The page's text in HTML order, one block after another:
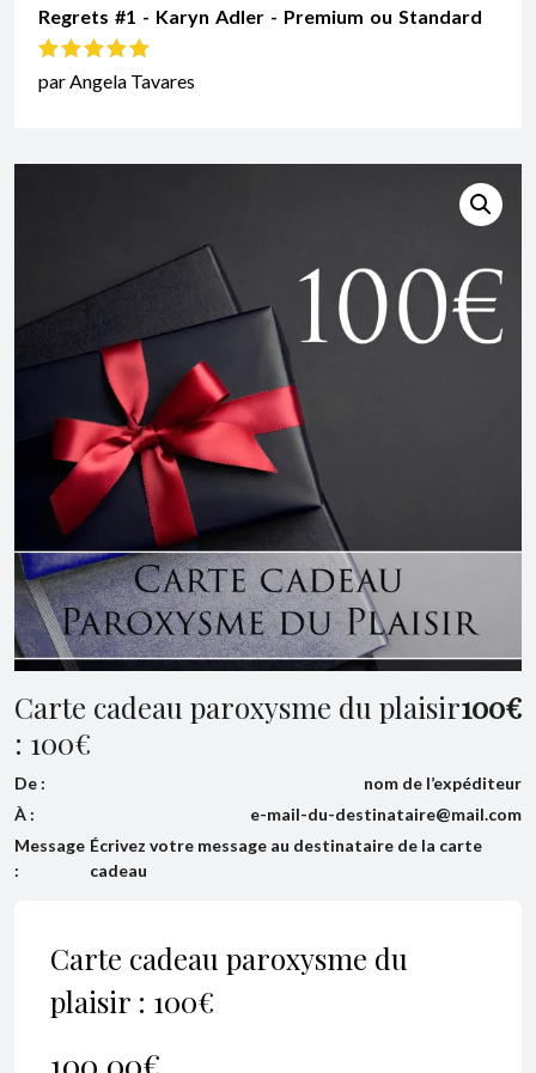
Carte cadeau paroxysme du plaisir
: 100€
100€
De :
nom de l’expéditeur
À :
e-mail-du-destinataire@mail.com
Message
:
Écrivez votre message au destinataire de la carte
cadeau
Carte cadeau paroxysme du
plaisir : 100€
Regrets #1 - Karyn Adler - Premium ou Standard
Note5sur 5
par Angela Tavares